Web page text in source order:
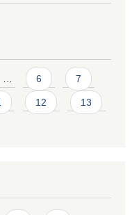
6 7
12
13